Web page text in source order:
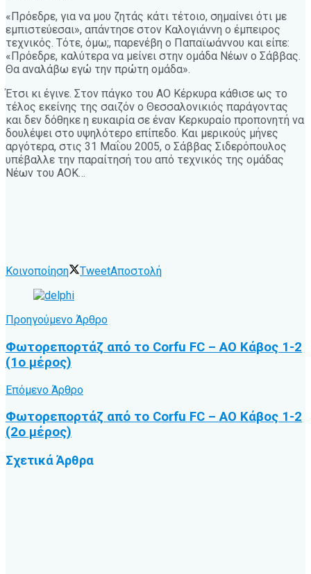
«Πρόεδρε, για να μου ζητάς κάτι τέτοιο, σημαίνει ότι με
εμπιστεύεσαι», απάντησε στον Καλογιάννη ο έμπειρος
τεχνικός. Τότε, όμω;, παρενέβη ο Παπαϊωάννου και είπε:
«Πρόεδρε, καλύτερα να μείνει στην ομάδα Νέων ο Σάββας.
Θα αναλάβω εγώ την πρώτη ομάδα».
Έτσι κι έγινε. Στον πάγκο του ΑΟ Κέρκυρα κάθισε ως το
τέλος εκείνης της σαιζόν ο Θεσσαλονικιός παράγοντας
και δεν δόθηκε η ευκαιρία σε έναν Κερκυραίο προπονητή να
δουλέψει στο υψηλότερο επίπεδο. Και μερικούς μήνες
αργότερα, στις 31 Μαΐου 2005, ο Σάββας Σιδερόπουλος
υπέβαλλε την παραίτησή του από τεχνικός της ομάδας
Νέων του ΑΟΚ…
Κοινοποίηση TweetΑποστολή
Προηγούμενο Άρθρο
Φωτορεπορτάζ από το Corfu FC – ΑΟ Κάβος 1-2
(1ο μέρος)
Επόμενο Άρθρο
Φωτορεπορτάζ από το Corfu FC – ΑΟ Κάβος 1-2
(2ο μέρος)
ΣχετικάΆρθρα